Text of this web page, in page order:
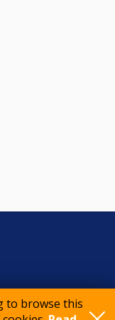
to browse this